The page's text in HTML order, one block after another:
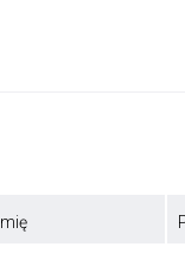
Imię